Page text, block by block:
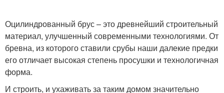
Оцилиндрованный брус – это древнейший строительный
материал, улучшенный современными технологиями. От
бревна, из которого ставили срубы наши далекие предки
его отличает высокая степень просушки и технологичная
форма.
И строить, и ухаживать за таким домом значительно